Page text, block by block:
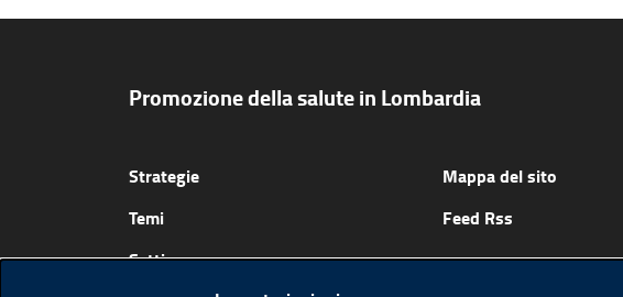
Promozione della salute in Lombardia
Strategie
Temi
Setting
Mappa del sito
Feed Rss